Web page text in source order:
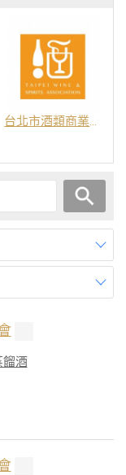
台北市酒類商業同業公會
酒